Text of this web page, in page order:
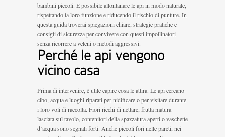
bambini piccoli. È possibile allontanare le api in modo naturale,
rispettando la loro funzione e riducendo il rischio di punture. In
questa guida troverai spiegazioni chiare, strategie pratiche e
consigli di sicurezza per convivere con questi impollinatori
senza ricorrere a veleni o metodi aggressivi.
Perché le api vengono
vicino casa
Prima di intervenire, è utile capire cosa le attira. Le api cercano
cibo, acqua e luoghi riparati per nidificare o per visitare durante
i loro voli di raccolta. Fiori ricchi di nettare, frutta matura
lasciata sul tavolo, contenitori della spazzatura aperti o vaschette
d’acqua sono segnali forti. Anche piccoli fori nelle pareti, nei